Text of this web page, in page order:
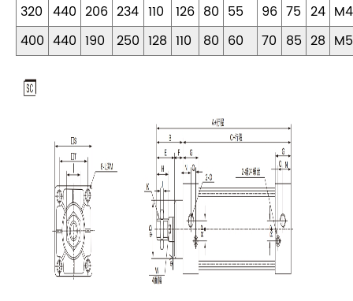
320 440 206 234 110 126 80 55 96 75 24
400 440 190 250 128 110 80 60 70 85 28